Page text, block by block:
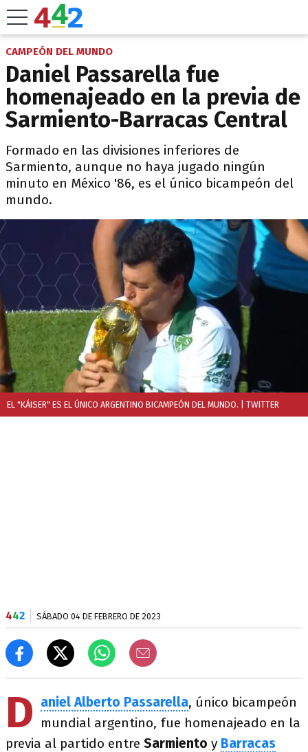
CAMPEÓN DEL MUNDO
Daniel Passarella fue
homenajeado en la previa de
Sarmiento-Barracas Central
Formado en las divisiones inferiores de
Sarmiento, aunque no haya jugado ningún
minuto en México '86, es el único bicampeón del
mundo.
EL "KÁISER" ES EL ÚNICO ARGENTINO BICAMPEÓN DEL MUNDO. | TWITTER
442 SÁBADO 04 DE FEBRERO DE 2023
D aniel Alberto Passarella, único bicampeón
mundial argentino, fue homenajeado en la
previa al partido entre Sarmiento y Barracas